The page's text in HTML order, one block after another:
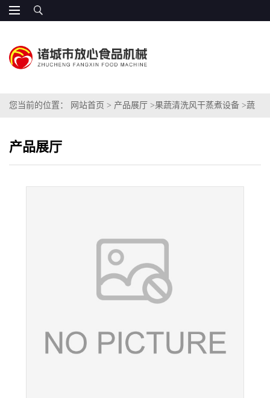
您当前的位置： 网站首页 > 产品展厅 >果蔬清洗风干蒸煮设备 >蔬
产品展厅